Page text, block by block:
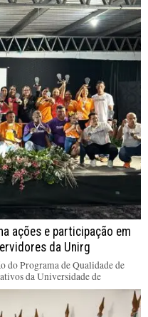
ações e participação em
da Unirg
do Programa de Qualidade de
da Universidade de